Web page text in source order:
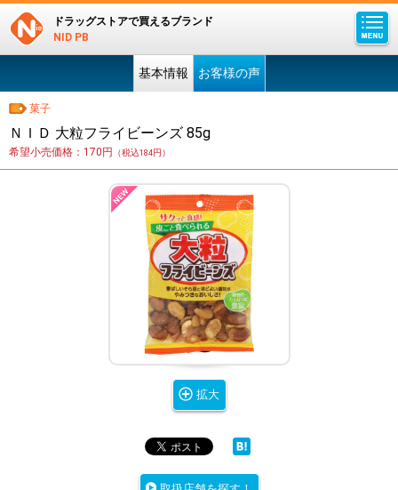
ドラッグストアで買えるブランド
NID PB
基本情報 お客様の声
菓子
ＮＩＤ 大粒フライビーンズ 85g
希望小売価格：170円 （税込184円）
拡大